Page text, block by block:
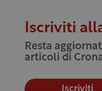
Iscriviti
Resta
articoli di